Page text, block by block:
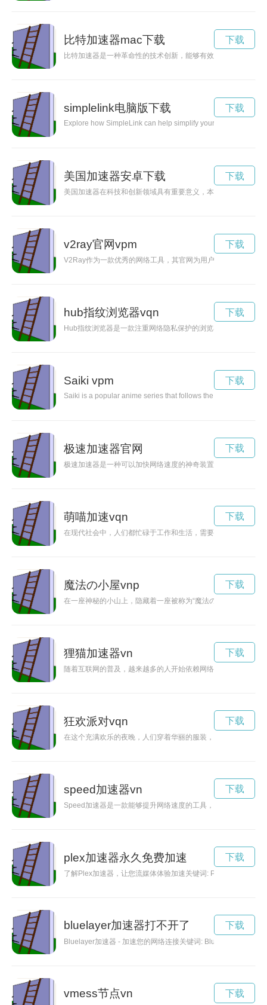
比特加速器mac下载
比特加速器是一种革命性的技术创新，能够有效提高数据传输
下载
simplelink电脑版下载
Explore how SimpleLink can help simplify your daily tasks
下载
美国加速器安卓下载
美国加速器在科技和创新领域具有重要意义，本文将探索其如
下载
v2ray官网vpm
V2Ray作为一款优秀的网络工具，其官网为用户提供了丰富的
下载
hub指纹浏览器vqn
Hub指纹浏览器是一款注重网络隐私保护的浏览器，通过多层
下载
Saiki vpm
Saiki is a popular anime series that follows the life of a high
下载
极速加速器官网
极速加速器是一种可以加快网络速度的神奇装置。通过使用它
下载
萌喵加速vqn
在现代社会中，人们都忙碌于工作和生活，需要一些可爱的萌
下载
魔法の小屋vnp
在一座神秘的小山上，隐藏着一座被称为“魔法の小屋”的神奇
下载
狸猫加速器vn
随着互联网的普及，越来越多的人开始依赖网络进行工作学习
下载
狂欢派对vqn
在这个充满欢乐的夜晚，人们穿着华丽的服装，跳动着热情的
下载
speed加速器vn
Speed加速器是一款能够提升网络速度的工具，通过优化网络
下载
plex加速器永久免费加速
了解Plex加速器，让您流媒体体验加速关键词: Plex, 流媒体,
下载
bluelayer加速器打不开了
Bluelayer加速器 - 加速您的网络连接关键词: Bluelayer, 加速器
下载
vmess节点vn 下载